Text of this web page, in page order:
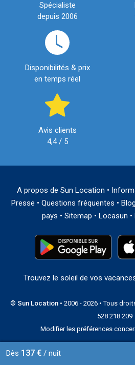
Dès 137 € / nuit
Spécialiste
depuis 2006
Disponibilités & prix
en temps réel
Avis clients
4,4 / 5
A propos de Sun Location •
Presse • Questions fréquentes • Blog
pays • Sitemap • Locasun •
Trouvez le soleil de vos
© Sun Location• 2006 - 2026 • Tous
528 218 209
Modifier les préférences